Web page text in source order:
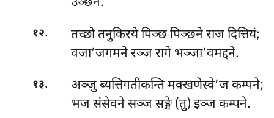
१२.
तच्छो तनुकिरये पिञ्छ पिञ्छने राज दित्तियं;
वजा’जगमने रञ्ज रागे भञ्जा’वमद्दने.
१३.
अञ्जु ब्यत्तिगतीकन्ति मक्खणेस्वे’ज कम्पने;
भज संसेवने सञ्ज सङ्गे (तु) इञ्ज कम्पने.